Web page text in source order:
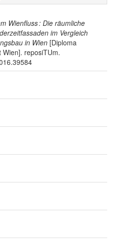
Wienfluss : Die räumliche
im Vergleich
in Wien[Diploma
reposiTUm.